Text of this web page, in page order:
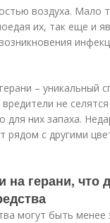
воздуха. Мало
их, так еще и
– уникальный
не
для них запаха.
рядом с другими
герани, что
могут быть